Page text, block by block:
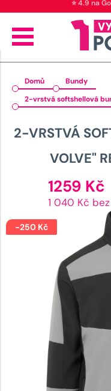
⭐ 4.9 na
Domů
Bundy
2-vrstvá softshellová
2-VRSTVÁ
VOLVE"
1259 Kč
1 040 Kč bez
-250Kč